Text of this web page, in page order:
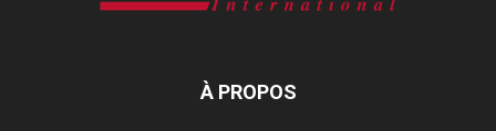
À PROPOS